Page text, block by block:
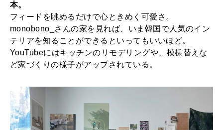
本。
フィードを眺めるだけで心ときめく可愛さ。
monobono_さんの家を見れば、いま韓国で人気のイン
テリアを知ることができるといってもいいほど。
YouTubeにはキッチンのリモデリングや、模様替えな
ど家づくりの様子がアップされている。